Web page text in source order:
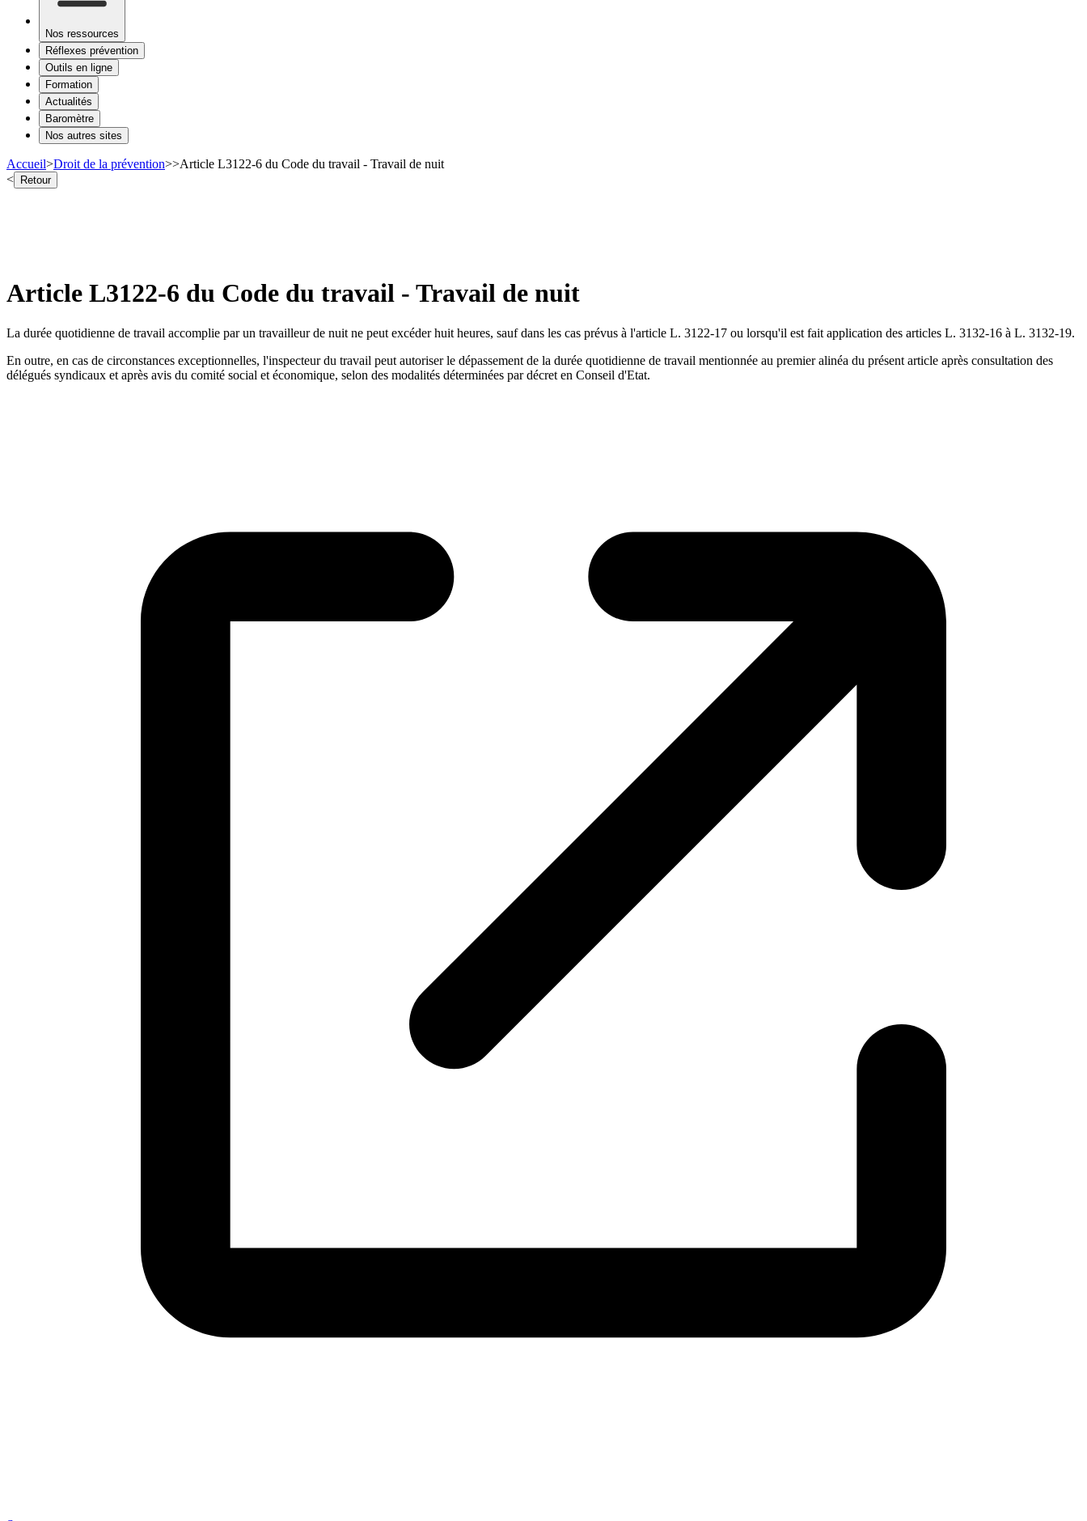
Nos ressources
Réflexes prévention
Outils en ligne
Formation
Actualités
Baromètre
Nos autres sites
Accueil>Droit de la prévention>>Article L3122-6 du Code du travail - Travail de nuit
< Retour
Article L3122-6 du Code du travail - Travail de nuit
La durée quotidienne de travail accomplie par un travailleur de nuit ne peut excéder huit heures, sauf dans les cas prévus à l'article L. 3122-17 ou lorsqu'il est fait application des articles L. 3132-16 à L. 3132-19.
En outre, en cas de circonstances exceptionnelles, l'inspecteur du travail peut autoriser le dépassement de la durée quotidienne de travail mentionnée au premier alinéa du présent article après consultation des
délégués syndicaux et après avis du comité social et économique, selon des modalités déterminées par décret en Conseil d'Etat.